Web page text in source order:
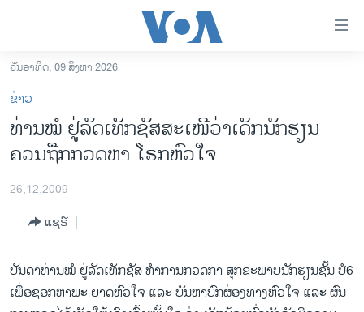
ເຂົ້າ
ຫາ
ຂ້າມ
ຂ້າມ
ຂ້າມ
ຫາ
ລາວ
ອາເມຣິກາ
ຂ່າວ​ຈີນ
ໂລກ
ເອເຊຍ
ອິດສະຫຼະພາບດ້ານການຂ່າວ
ວັນອາທິດ, 09 ສິງຫາ 2026
ຂ່າວ
ທ່ານໝໍ ຢູ່ລັດເທັກຊັສສະເໜີວ່າເດັກນັກຮຽນ
ຄວນຖືກກວດຫາ ໂຣກຫົວໃຈ
26,12,2009
ແຊຣ໌
ບັນດາທ່ານໝໍ ຢູ່ລັດເທັກຊັສ ທຳ​ການກວດກາ ສຸກຂະພາບນັກຮຽນຊັ້ນ ປໍ6
ເພື່ອຊອກຫາພະ ຍາດຫົວໃຈ ແລະ ບັນຫາບົກຜ່ອງທາງ​ຫົວ​ໃຈ ​ແລະ ຜົນ